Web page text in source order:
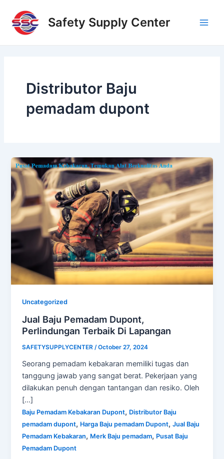
content
Safety Supply Center
Distributor Baju
pemadam dupont
Uncategorized
Jual Baju Pemadam Dupont,
Perlindungan Terbaik Di Lapangan
SAFETYSUPPLYCENTER /October 27, 2024
Seorang pemadam kebakaran memiliki tugas dan
tanggung jawab yang sangat berat. Pekerjaan yang
dilakukan penuh dengan tantangan dan resiko. Oleh
[…]
Baju Pemadam Kebakaran Dupont, Distributor Baju
pemadam dupont, Harga Baju pemadam Dupont,Jual Baju
Pemadam Kebakaran, Merk Baju pemadam, Pusat Baju
Pemadam Dupont